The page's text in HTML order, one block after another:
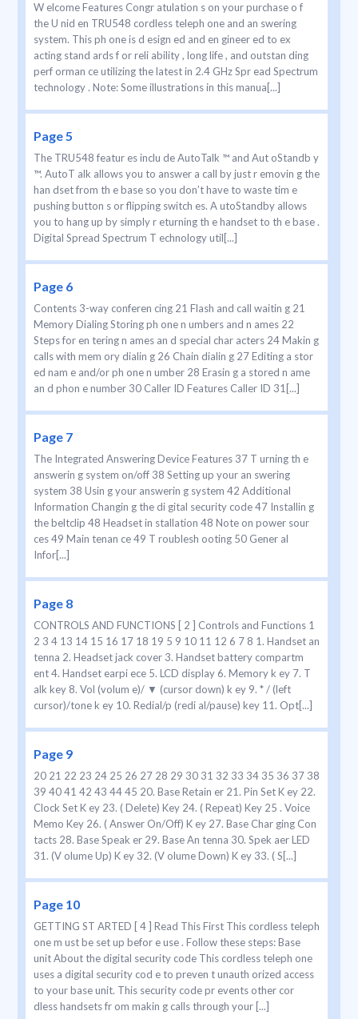
W elcome Features Congr atulation s on your purchase o f
the U nid en TRU548 cordless teleph one and an swering
system. This ph one is d esign ed and en gineer ed to ex
acting stand ards f or reli ability , long life , and outstan ding
perf orman ce utilizing the latest in 2.4 GHz Spr ead Spectrum
technology . Note: Some illustrations in this manua[...]
Page 5
The TRU548 featur es inclu de AutoTalk ™ and Aut oStandb y
™. AutoT alk allows you to answer a call by just r emovin g the
han dset from th e base so you don’t have to waste tim e
pushing button s or flipping switch es. A utoStandby allows
you to hang up by simply r eturning th e handset to th e base .
Digital Spread Spectrum T echnology util[...]
Page 6
Contents 3-way conferen cing 21 Flash and call waitin g 21
Memory Dialing Storing ph one n umbers and n ames 22
Steps for en tering n ames an d special char acters 24 Makin g
calls with mem ory dialin g 26 Chain dialin g 27 Editing a stor
ed nam e and/or ph one n umber 28 Erasin g a stored n ame
an d phon e number 30 Caller ID Features Caller ID 31[...]
Page 7
The Integrated Answering Device Features 37 T urning th e
answerin g system on/off 38 Setting up your an swering
system 38 Usin g your answerin g system 42 Additional
Information Changin g the di gital security code 47 Installin g
the beltclip 48 Headset in stallation 48 Note on power sour
ces 49 Main tenan ce 49 T roublesh ooting 50 Gener al
Infor[...]
Page 8
CONTROLS AND FUNCTIONS [ 2 ] Controls and Functions 1
2 3 4 13 14 15 16 17 18 19 5 9 10 11 12 6 7 8 1. Handset an
tenna 2. Headset jack cover 3. Handset battery compartm
ent 4. Handset earpi ece 5. LCD display 6. Memory k ey 7. T
alk key 8. Vol (volum e)/ ▼ (cursor down) k ey 9. * / (left
cursor)/tone k ey 10. Redial/p (redi al/pause) key 11. Opt[...]
Page 9
20 21 22 23 24 25 26 27 28 29 30 31 32 33 34 35 36 37 38
39 40 41 42 43 44 45 20. Base Retain er 21. Pin Set K ey 22.
Clock Set K ey 23. ( Delete) Key 24. ( Repeat) Key 25 . Voice
Memo Key 26. ( Answer On/Off) K ey 27. Base Char ging Con
tacts 28. Base Speak er 29. Base An tenna 30. Spek aer LED
31. (V olume Up) K ey 32. (V olume Down) K ey 33. ( S[...]
Page 10
GETTING ST ARTED [ 4 ] Read This First This cordless teleph
one m ust be set up befor e use . Follow these steps: Base
unit About the digital security code This cordless teleph one
uses a digital security cod e to preven t unauth orized access
to your base unit. This security code pr events other cor
dless handsets fr om makin g calls through your [...]